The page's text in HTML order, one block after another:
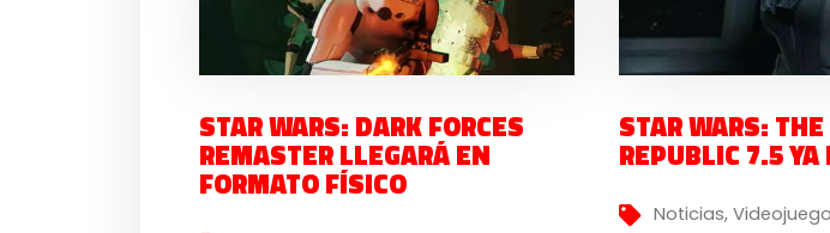
STAR WARS: DARK FORCES
REMASTER LLEGARÁ EN
FORMATO FÍSICO
STAR WARS:
REPUBLIC 7.5
Noticias,